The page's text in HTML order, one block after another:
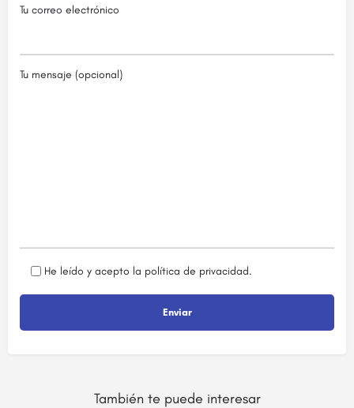
Tu correo electrónico
Tu mensaje (opcional)
He leído y acepto la política de privacidad.
También te puede interesar